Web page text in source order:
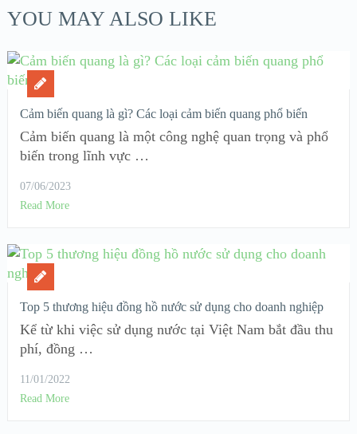
YOU MAY ALSO LIKE
Cảm biến quang là gì? Các loại cảm biến quang phổ biến
Cảm biến quang là một công nghệ quan trọng và phổ
biến trong lĩnh vực …
07/06/2023
Read More
Top 5 thương hiệu đồng hồ nước sử dụng cho doanh nghiệp
Kể từ khi việc sử dụng nước tại Việt Nam bắt đầu thu
phí, đồng …
11/01/2022
Read More